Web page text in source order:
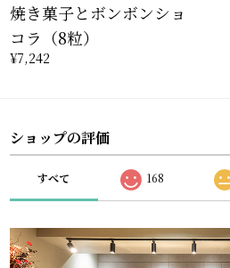
焼き菓子とボンボンショ
コラ（8粒）
¥7,242
ショップの評価
すべて 168